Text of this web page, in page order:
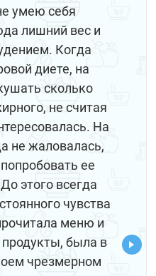
умею себя
лишний вес и
Когда
диете, на
сколько
не считая
На
не жаловалась,
ее
этого всегда
чувства
меню и
была в
чрезмерном